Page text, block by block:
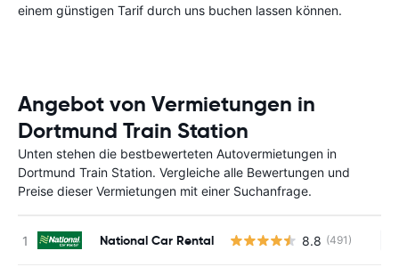
einem günstigen Tarif durch uns buchen lassen können.
Angebot von Vermietungen in
Dortmund Train Station
Unten stehen die bestbewerteten Autovermietungen in
Dortmund Train Station. Vergleiche alle Bewertungen und
Preise dieser Vermietungen mit einer Suchanfrage.
National Car Rental 8.8 (491)